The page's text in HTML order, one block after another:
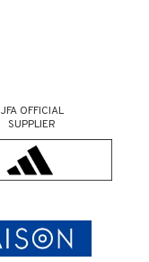
JFA OFFICIAL
SUPPLIER